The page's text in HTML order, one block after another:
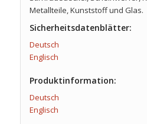
Metallteile, Kunststoff und Glas.
Sicherheitsdatenblätter:
Deutsch
Englisch
Produktinformation:
Deutsch
Englisch